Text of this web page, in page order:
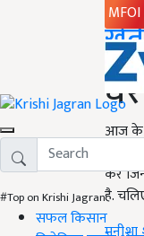
#Top on Krishi Jagran
सफल किसान
Home
आज के
करे
है.